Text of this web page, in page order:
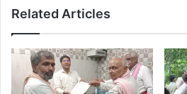
Related Articles